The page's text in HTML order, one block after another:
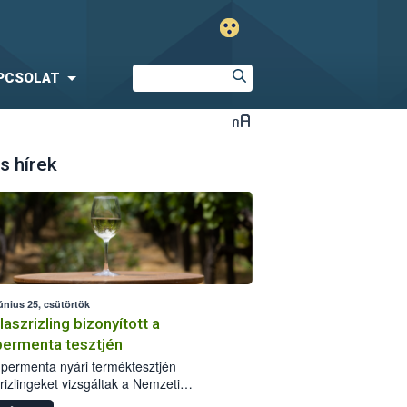
hírek
25, csütörtök
bizonyított a
tesztjén
nyári terméktesztjén
vizsgáltak a Nemzeti
biztonsági Hivatal (Nébih)